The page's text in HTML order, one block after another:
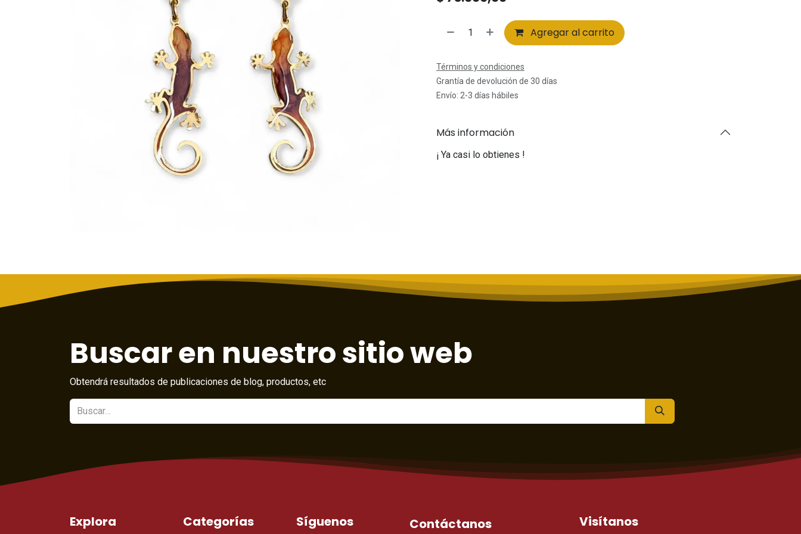
Agregar al carrito
Términos y condiciones
Grantía de devolución de 30 días
Envío: 2-3 días hábiles
Más información
¡ Ya casi lo obtienes !
Buscar en nuestro sitio web
Obtendrá resultados de publicaciones de blog, productos, etc
Explora Categorías Síguenos Contáctanos Visítanos